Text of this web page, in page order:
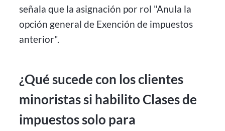
señala que la asignación por rol "Anula la
opción general de Exención de impuestos
anterior".
¿Qué sucede con los clientes
minoristas si habilito Clases de
impuestos solo para